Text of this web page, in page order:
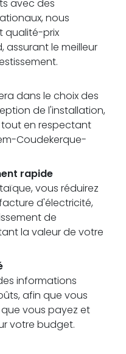
avec des
nous
qualité-prix
assurant le meilleur
dans le choix des
de l'installation,
en respectant
Coudekerque-
rapide
vous réduirez
d'électricité,
de
la valeur de votre
informations
afin que vous
vous payez et
votre budget.